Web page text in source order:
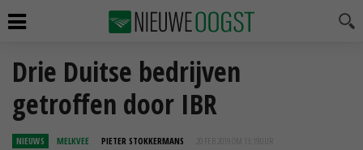
Drie Duitse bedrijven
getroffen door IBR
NIEUWS MELKVEE PIETER STOKKERMANS 20 FEB 2019 OM 13:19